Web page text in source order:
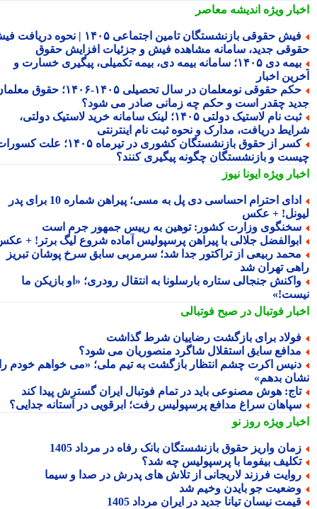
ویژهاندیشه معاصر
فیش حقوقی بازنشستگان تامین اجتماعی ۱۴۰۵ | نحوه دریافت فیش
جدید، سامانه مشاهده فیش و جزئیات افزایش حقوق
بیمه دی ۱۴۰۵؛ سامانه بیمه دی، بیمه تکمیلی، پیگیری خسارت و
اخبار
حکم حقوقی نومعلمان در سال تحصیلی ۱۴۰۵-۱۴۰۶؛ حقوق معلمان
چقدر است و حکم چه زمانی صادر می شود؟
ثبت نام لاستیک دولتی ۱۴۰۵؛ لینک سامانه خرید لاستیک دولتی،
دریافت، مدارک و نحوه ثبت نام اینترنتی
کسر از حقوق بازنشستگان کشوری در تیرماه ۱۴۰۵؛ علت کسورات
و بازنشستگان چگونه پیگیری کنند؟
ویژهایونا نیوز
ادای احترام احساسی دی پل به مسی؛ پیراهن شماره 10 برای پدر
+ عکس
وزارت کشور: توهین به رییس جمهور جرم است
جلالی با پیراهن پرسپولیس آماده شروع لیگ برتر! + عکس
ربیعی از تراکتور جدا شد؛ سرمربی سابق سرخ پوشان تبریز
تهران شد
جنجالی ستاره بارسلونا به انتقال رودری؛ «او بازیکن ما
فوتبال در صبح فوتبالی
برای بازگشت رضاییان شرط گذاشت
سابق استقلال شاگرد منصوریان می شود؟
اکرت چشم انتظار بازگشت به تیم ملی؛ «می خواهم خودم را
بدهم»
هوش مصنوعی باید در تمام فوتبال ایران گسترش پیدا کند
سراغ مدافع پرسپولیس رفت؛ ابرقویی در آستانه جدایی؟
ویژهروز نو
واریز حقوق بازنشستگان بانک رفاه در مرداد 1405
بیفوما با پرسپولیس چه شد؟
فرزند لاریجانی از تلاش های پدرش در صدا و سیما
جو بایدن وخیم شد
نیسان تیانا جدید در ایران مرداد 1405